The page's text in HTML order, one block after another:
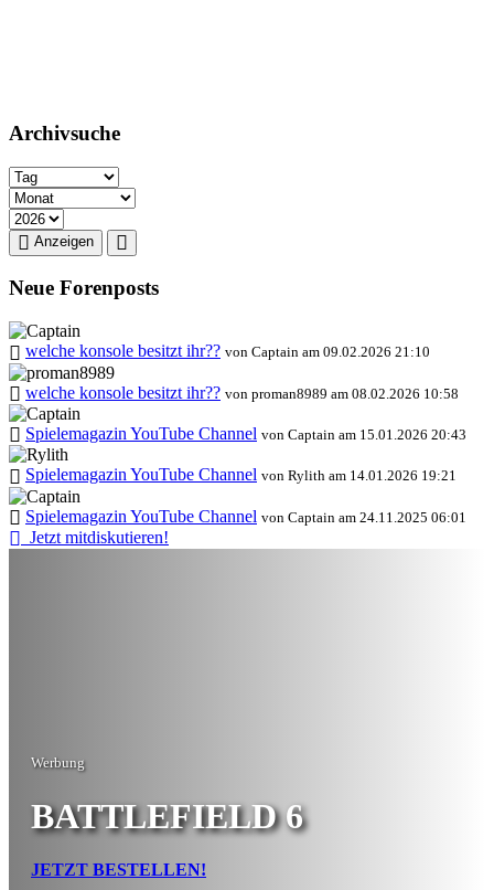
Archivsuche
Anzeigen
Neue Forenposts
welche konsole besitzt ihr?? von Captain am 09.02.2026 21:10
welche konsole besitzt ihr?? von proman8989 am 08.02.2026 10:58
Spielemagazin YouTube Channel von Captain am 15.01.2026 20:43
Spielemagazin YouTube Channel von Rylith am 14.01.2026 19:21
Spielemagazin YouTube Channel von Captain am 24.11.2025 06:01
Jetzt mitdiskutieren!
Werbung
BATTLEFIELD 6
JETZT BESTELLEN!